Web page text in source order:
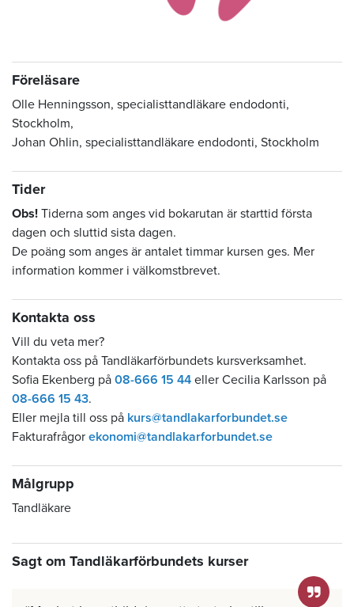
Föreläsare
Olle Henningsson, specialisttandläkare endodonti,
Stockholm,
Johan Ohlin, specialisttandläkare endodonti, Stockholm
Tider
Obs! Tiderna som anges vid bokarutan är starttid första
dagen och sluttid sista dagen.
De poäng som anges är antalet timmar kursen ges. Mer
information kommer i välkomstbrevet.
Kontakta oss
Vill du veta mer?
Kontakta oss på Tandläkarförbundets kursverksamhet.
Sofia Ekenberg på 08-666 15 44 eller Cecilia Karlsson på
08-666 15 43.
Eller mejla till oss på kurs@tandlakarforbundet.se
Fakturafrågor ekonomi@tandlakarforbundet.se
Målgrupp
Tandläkare
Sagt om Tandläkarförbundets kurser